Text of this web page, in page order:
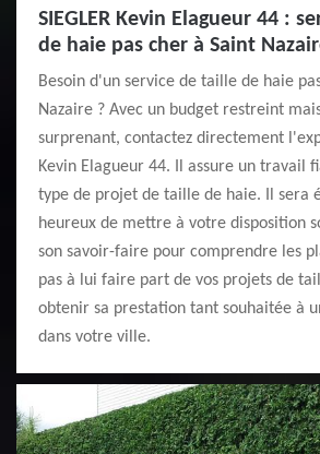
SIEGLER Kevin Elagueur 44 :
de haie pas cher à Saint
Besoin d'un service de taille de haie
Nazaire ? Avec un budget restreint
surprenant, contactez directement
Kevin Elagueur 44. Il assure un travail
type de projet de taille de haie. Il sera
heureux de mettre à votre disposition
son savoir-faire pour comprendre les
pas à lui faire part de vos projets de
obtenir sa prestation tant souhaitée à
dans votre ville.